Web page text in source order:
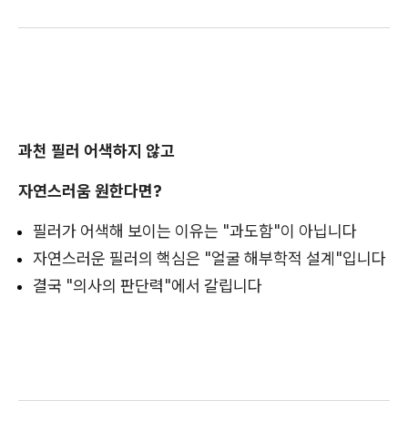
과천 필러 어색하지 않고
자연스러움 원한다면?
필러가 어색해 보이는 이유는 "과도함"이 아닙니다
자연스러운 필러의 핵심은 "얼굴 해부학적 설계"입니다
결국 "의사의 판단력"에서 갈립니다